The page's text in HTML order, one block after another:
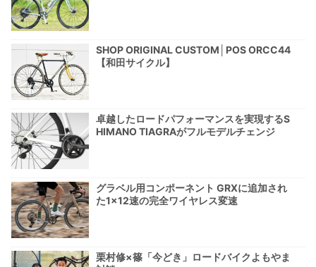
SHOP ORIGINAL CUSTOM│POS ORCC44
【和田サイクル】
卓越したロードパフォーマンスを実現するS
HIMANO TIAGRAがフルモデルチェンジ
グラベル用コンポーネント GRXに追加され
た1×12速の完全ワイヤレス変速
栗村修×篠「今どき」ロードバイクよもやま